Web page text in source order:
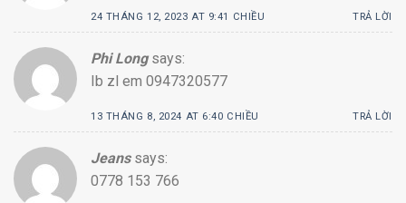
24 THÁNG 12, 2023 AT 9:41 CHIỀU TRẢ LỜI
Phi Long says:
Ib zl em 0947320577
13 THÁNG 8, 2024 AT 6:40 CHIỀU TRẢ LỜI
Jeans says:
0778 153 766